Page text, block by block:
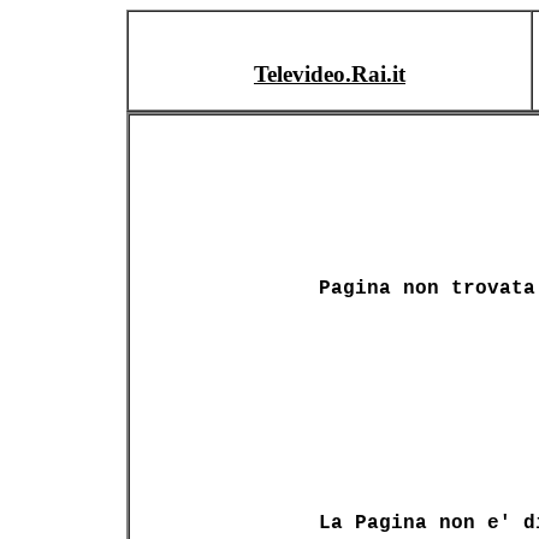
Televideo.Rai.it
Pagina non trovata
La Pagina non e'